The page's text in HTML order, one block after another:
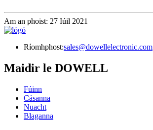
Am an phoist: 27 Iúil 2021
Ríomhphost:sales@dowellelectronic.com
Maidir le DOWELL
Fúinn
Cásanna
Nuacht
Blaganna